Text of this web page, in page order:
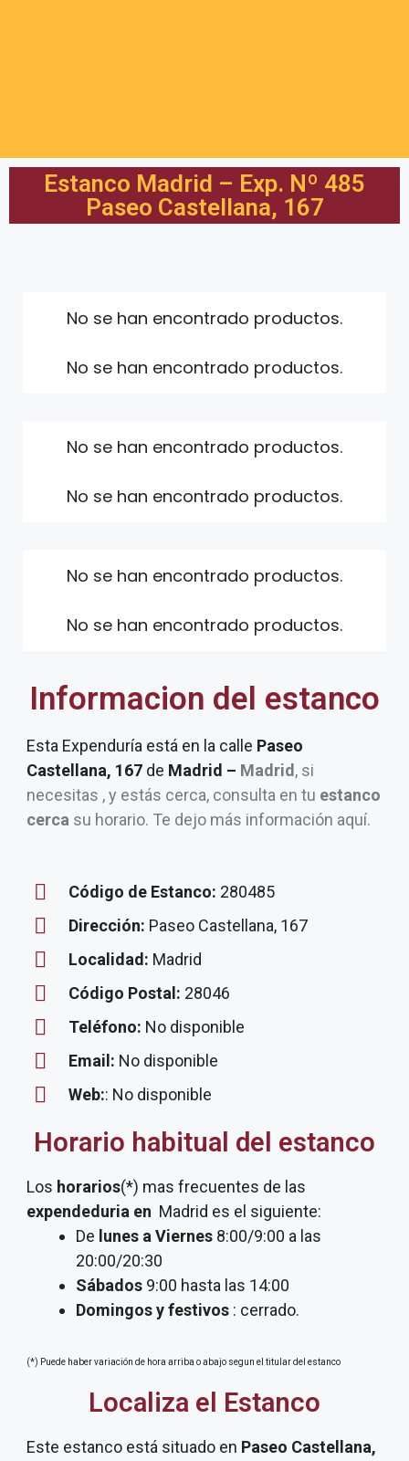
Estanco Madrid – Exp. Nº 485
Paseo Castellana, 167
No se han encontrado productos.
No se han encontrado productos.
No se han encontrado productos.
No se han encontrado productos.
No se han encontrado productos.
No se han encontrado productos.
Informacion del estanco
Esta Expenduría está en la calle Paseo
Castellana, 167 de Madrid – Madrid , si
necesitas , y estás cerca, consulta en tu estanco
cerca su horario. Te dejo más información aquí.
Código de Estanco: 280485
Dirección: Paseo Castellana, 167
Localidad: Madrid
Código Postal: 28046
Teléfono: No disponible
Email: No disponible
Web:: No disponible
Horario habitual del estanco
Los horarios(*) mas frecuentes de las
expendeduria en Madrid es el siguiente:
De lunes a Viernes 8:00/9:00 a las
20:00/20:30
Sábados 9:00 hasta las 14:00
Domingos y festivos : cerrado.
(*) Puede haber variación de hora arriba o abajo segun el titular del estanco
Localiza el Estanco
Este estanco está situado en Paseo Castellana,